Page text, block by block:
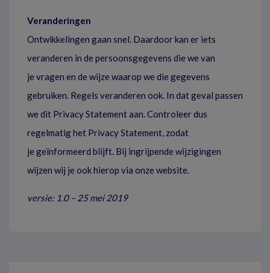
Veranderingen
Ontwikkelingen gaan snel. Daardoor kan er iets
veranderen in de persoonsgegevens die we van
je vragen en de wijze waarop we die gegevens
gebruiken. Regels veranderen ook. In dat geval passen
we dit Privacy Statement aan. Controleer dus
regelmatig het Privacy Statement, zodat
je geïnformeerd blijft. Bij ingrijpende wijzigingen
wijzen wij je ook hierop via onze website.
versie: 1.0 – 25 mei 2019